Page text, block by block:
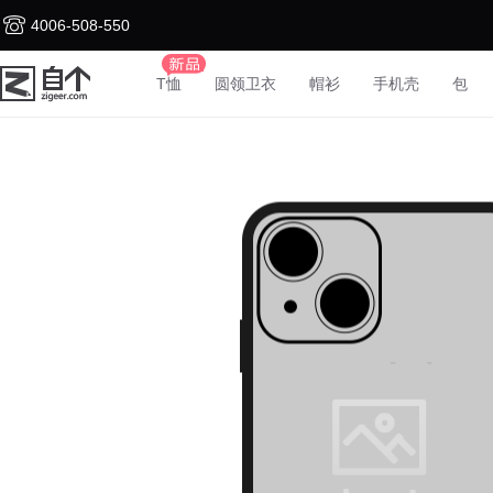
4006-508-550
T恤 圆领卫衣 帽衫 手机壳 包